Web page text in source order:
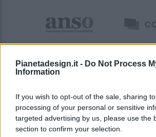
Pianetadesign.it - Do Not Process
Information
If you wish to opt-out of the sale, sharing
processing of your personal or sensitive
targeted advertising by us, please use the
section to confirm your selection.
© 2026 - Pianeta Design - P.IVA
Registrata Al Tribunale Di Nocera Inferiore